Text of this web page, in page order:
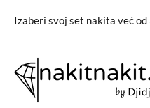
Izaberi svoj set nakita već